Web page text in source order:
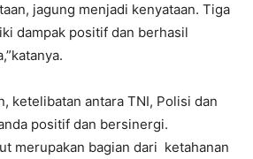
jagung menjadi kenyataan. Tiga
dampak positif dan berhasil
ketelibatan antara TNI, Polisi dan
positif dan bersinergi.
merupakan bagian dari ketahanan